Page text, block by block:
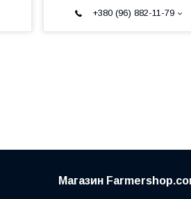
+380 (96) 882-11-79
Магазин